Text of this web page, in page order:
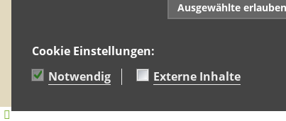
Ausgewählte erlauben
Cookie Einstellungen:
Notwendig
Externe Inhalte